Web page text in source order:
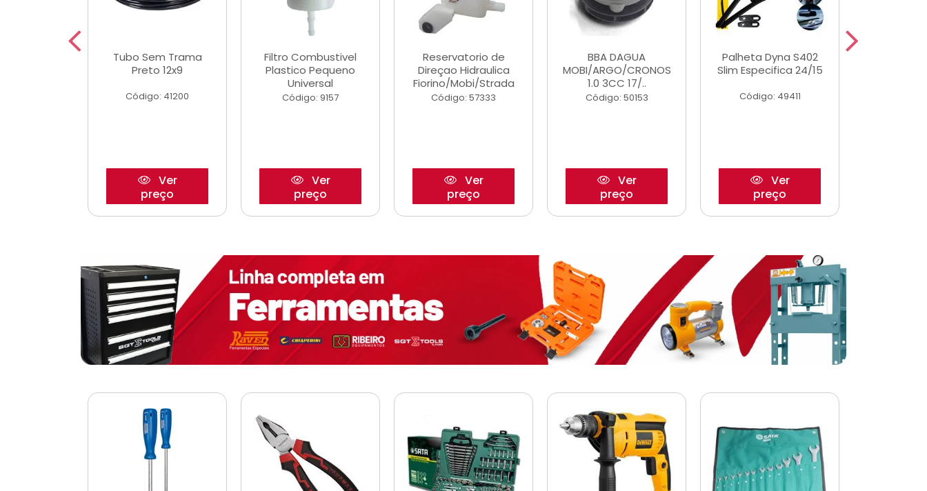
Tubo Sem Trama
Preto 12x9
Código: 41200
Ver
preço
Filtro Combustivel
Plastico Pequeno
Universal
Código: 9157
Ver
preço
Reservatorio de
Direçao Hidraulica
Fiorino/Mobi/Strada
Código: 57333
Ver
preço
BBA DAGUA
MOBI/ARGO/CRONOS
1.0 3CC 17/..
Código: 50153
Ver
preço
Palheta Dyna S402
Slim Especifica 24/15
Código: 49411
Ver
preço